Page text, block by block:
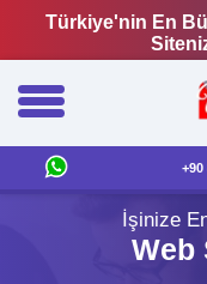
Türkiye'nin En
+90
İşinize
Web